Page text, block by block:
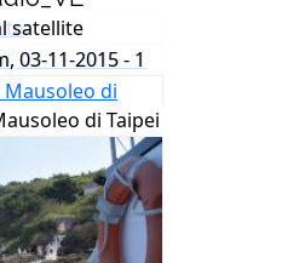
satellite
03-11-2015 - 1
di Taipei